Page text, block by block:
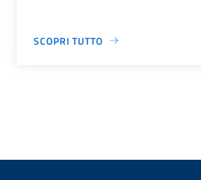
SCOPRI TUTTO